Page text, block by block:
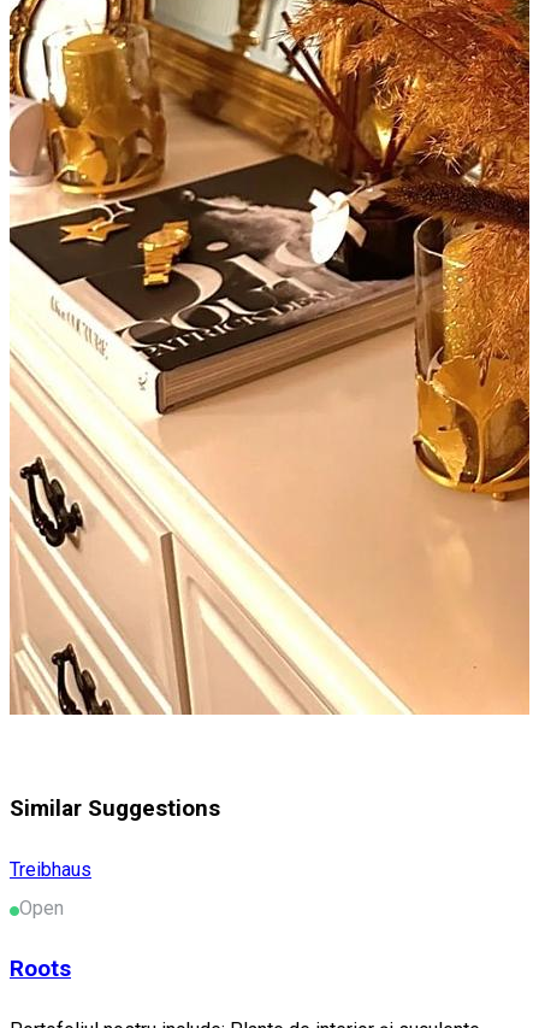
Similar Suggestions
Treibhaus
Open
Roots